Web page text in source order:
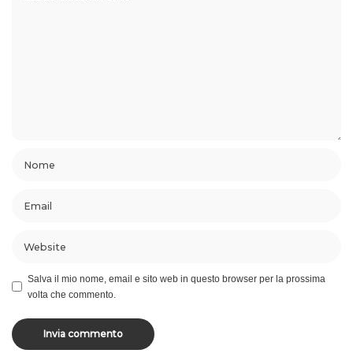
Salva il mio nome, email e sito web in questo browser per la prossima
volta che commento.